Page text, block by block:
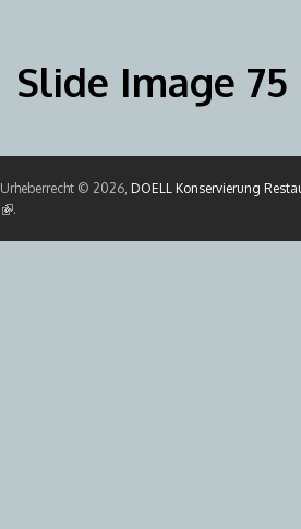
Slide Image 75
Urheberrecht © 2026, DOELL Konservierung
(Link ist extern)
.